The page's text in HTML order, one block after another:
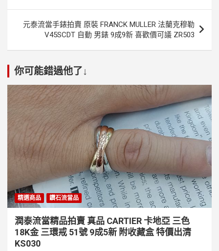
導
元泰流當手錶拍賣 原裝 FRANCK MULLER 法蘭克穆勒
V45SCDT 自動 男錶 9成9新 喜歡價可議 ZR503
你可能錯過他了↓
精選商品 鑽石流當品
潤泰流當精品拍賣 真品 CARTIER 卡地亞 三色
18K金 三環戒 51號 9成5新 附收藏盒 特價出清
KS030